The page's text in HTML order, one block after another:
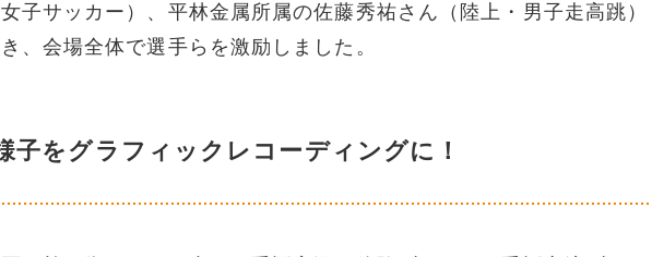
子サッカー）、平林金属所属の佐藤秀祐さん（陸上・男子走高跳）
、会場全体で選手らを激励しました。
子をグラフィックレコーディングに！